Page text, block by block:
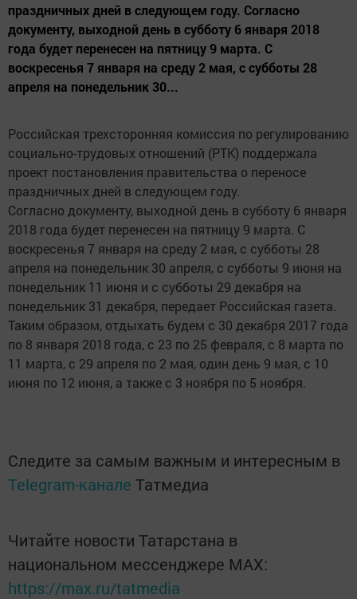
праздничных дней в следующем году. Согласно
документу, выходной день в субботу 6 января 2018
года будет перенесен на пятницу 9 марта. С
воскресенья 7 января на среду 2 мая, с субботы 28
апреля на понедельник 30...
Российская трехсторонняя комиссия по регулированию
социально-трудовых отношений (РТК) поддержала
проект постановления правительства о переносе
праздничных дней в следующем году.
Согласно документу, выходной день в субботу 6 января
2018 года будет перенесен на пятницу 9 марта. С
воскресенья 7 января на среду 2 мая, с субботы 28
апреля на понедельник 30 апреля, с субботы 9 июня на
понедельник 11 июня и с субботы 29 декабря на
понедельник 31 декабря, передает Российская газета.
Таким образом, отдыхать будем с 30 декабря 2017 года
по 8 января 2018 года, с 23 по 25 февраля, с 8 марта по
11 марта, с 29 апреля по 2 мая, один день 9 мая, с 10
июня по 12 июня, а также с 3 ноября по 5 ноября.
Следите за самым важным и интересным в
Telegram-канале Татмедиа
Читайте новости Татарстана в
национальном мессенджере MАХ:
https://max.ru/tatmedia